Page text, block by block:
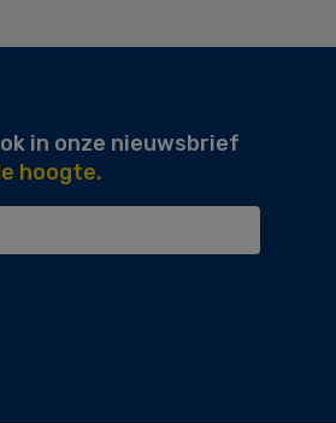
in onze nieuwsbrief
hoogte.